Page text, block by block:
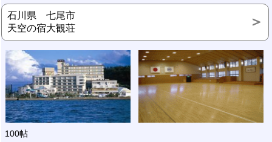
石川県 七尾市
天空の宿大観荘
100帖